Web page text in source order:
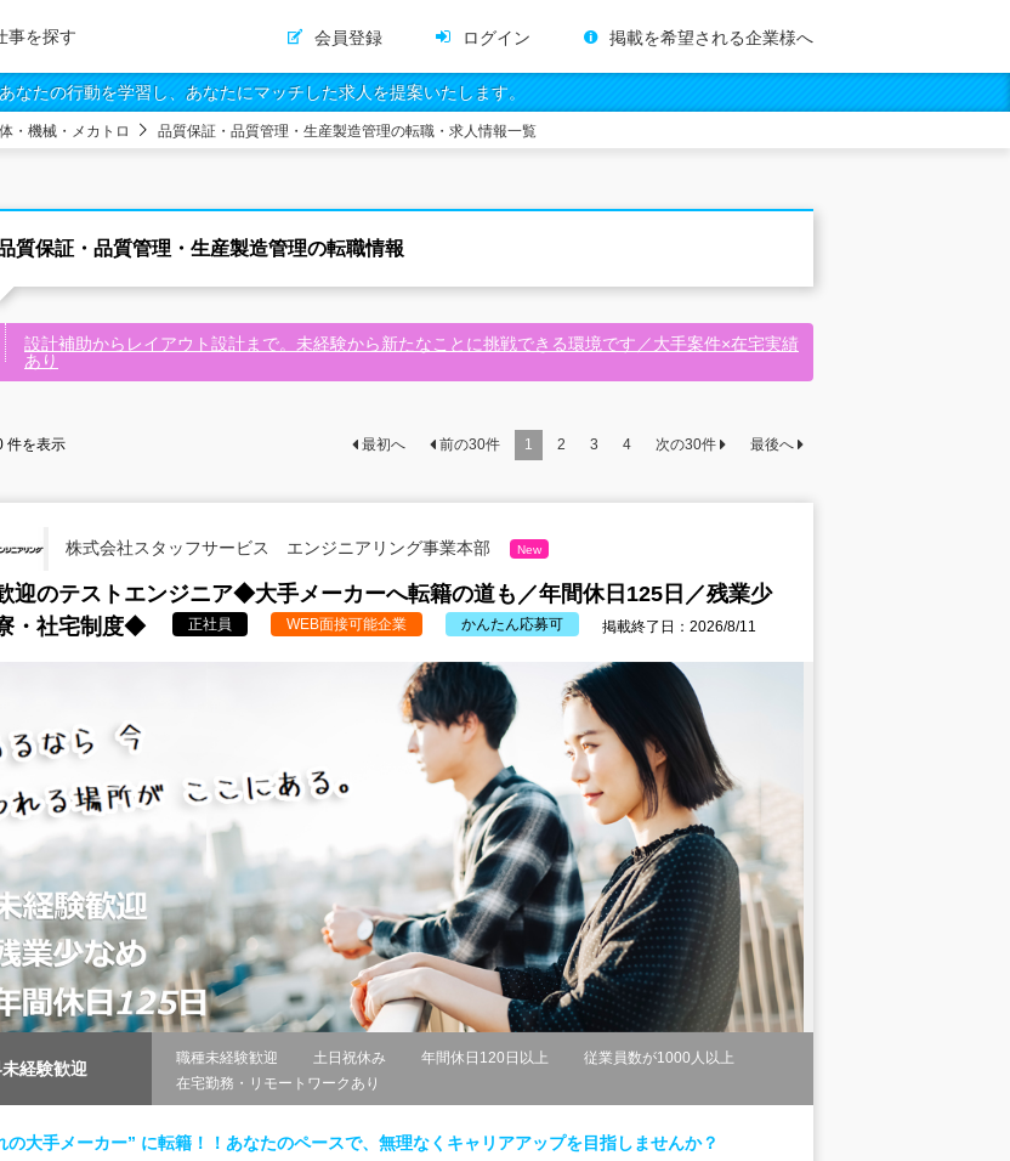
事を探す 会員登録 ログイン 掲載を希望される企業様へ
なたの行動を学習し、あなたにマッチした求人を提案いたします。
・機械・メカトロ 品質保証・品質管理・生産製造管理の転職・求人情報一覧
質保証・品質管理・生産製造管理の転職情報
設計補助からレイアウト設計まで。未経験から新たなことに挑戦できる環境です／大手案件×在宅実績
あり
件を表示 最初へ 前の30件 1 2 3 4 次の30件 最後へ
株式会社スタッフサービス エンジニアリング事業本部 New
迎のテストエンジニア◆大手メーカーへ転籍の道も／年間休日125日／残業少
・社宅制度◆
正社員 WEB面接可能企業 かんたん応募可 掲載終了日：2026/8/11
経験歓迎
職種未経験歓迎 土日祝休み 年間休日120日以上
従業員数が1000人以上
在宅勤務・リモートワークあり
の大手メーカー” に転籍！！あなたのペースで、無理なくキャリアアップを目指しませんか？